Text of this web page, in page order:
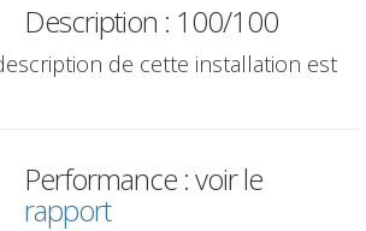
Description : 100/100
de cette installation est
Performance : voir le
rapport